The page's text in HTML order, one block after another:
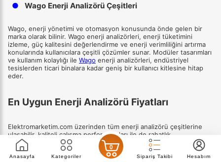
Anasayfa Kategoriler
0
Sipariş Takibi Hesabım
● Wago Enerji Analizörü Çeşitleri
Wago, enerji yönetimi ve otomasyon konusunda önde gelen bir
marka olarak bilinir. Wago enerji analizörleri, enerji tüketimini
izleme, güç kalitesini değerlendirme ve enerji verimliliğini artırma
konularında kullanıcılara çeşitli çözümler sunar. Modüler tasarımları
ve kullanım kolaylığı ile Wago enerji analizörleri, endüstriyel
tesislerden ticari binalara kadar geniş bir kullanıcı kitlesine hitap
eder.
En Uygun Enerji Analizörü Fiyatları
Elektromarketim.com üzerinden tüm enerji analizörü çeşitlerine
ulaşabilir, kaliteli çalışma performansları ile de rahatlık
sağlayabilirsiniz. En ucuz enerji analizörü fiyatları ile satın alarak
rahat ve kolay bir kullanım sağlayabilirsiniz. Güvenli ödeme
seçenekleri ve hızlı teslimat yolları ile de hemen sahip olabilirsiniz.